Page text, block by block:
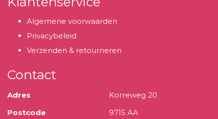
Algemene voorwaarden
Privacybeleid
Verzenden & retourneren
Contact
Adres
Korreweg 20
Postcode
9715 AA